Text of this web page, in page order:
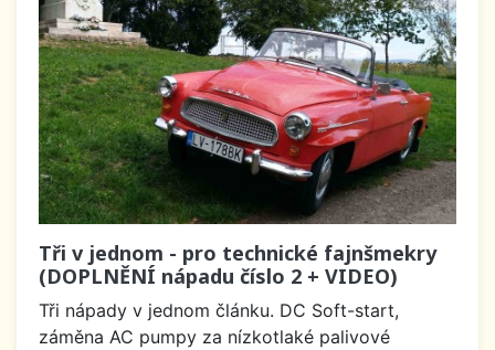
Tři v jednom - pro technické fajnšmekry
(DOPLNĚNÍ nápadu číslo 2 + VIDEO)
Tři nápady v jednom článku. DC Soft-start,
záměna AC pumpy za nízkotlaké palivové